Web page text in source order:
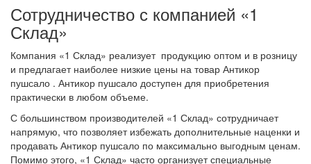
Сотрудничество с компанией «1
Склад»
Компания «1 Склад» реализует продукцию оптом и в розницу
и предлагает наиболее низкие цены на товар Антикор
пушсало . Антикор пушсало доступен для приобретения
практически в любом объеме.
С большинством производителей «1 Склад» сотрудничает
напрямую, что позволяет избежать дополнительные наценки и
продавать Антикор пушсало по максимально выгодным ценам.
Помимо этого, «1 Склад» часто организует специальные